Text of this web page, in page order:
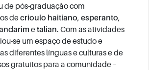
de pós-graduação com
decrioulo haitiano,esperanto,
etalian. Com as atividades
se um espaço de estudo e
diferentes línguas e culturas e de
gratuitos para a comunidade –